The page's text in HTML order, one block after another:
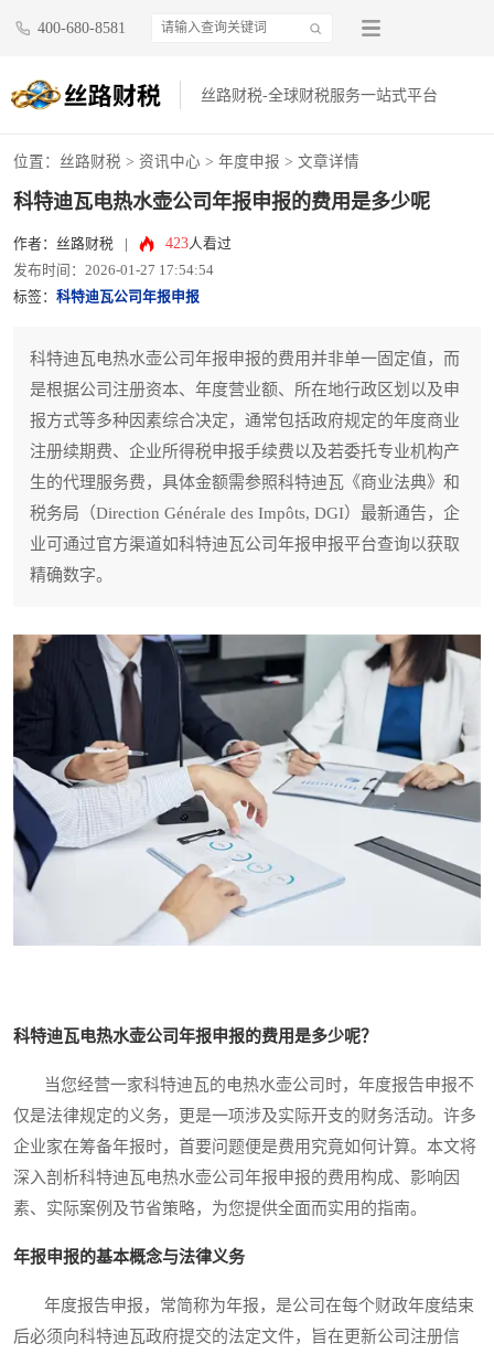
400-680-8581
丝路财税-全球财税服务一站式平台
位置： 丝路财税 > 资讯中心 > 年度申报 > 文章详情
科特迪瓦电热水壶公司年报申报的费用是多少呢
作者：丝路财税 423人看过
发布时间：2026-01-27 17:54:54
标签： 科特迪瓦公司年报申报
科特迪瓦电热水壶公司年报申报的费用并非单一固定值，而
是根据公司注册资本、年度营业额、所在地行政区划以及申
报方式等多种因素综合决定，通常包括政府规定的年度商业
注册续期费、企业所得税申报手续费以及若委托专业机构产
生的代理服务费，具体金额需参照科特迪瓦《商业法典》和
税务局（Direction Générale des Impôts, DGI）最新通告，企
业可通过官方渠道如科特迪瓦公司年报申报平台查询以获取
精确数字。
科特迪瓦电热水壶公司年报申报的费用是多少呢？
当您经营一家科特迪瓦的电热水壶公司时，年度报告申报不
仅是法律规定的义务，更是一项涉及实际开支的财务活动。许多
企业家在筹备年报时，首要问题便是费用究竟如何计算。本文将
深入剖析科特迪瓦电热水壶公司年报申报的费用构成、影响因
素、实际案例及节省策略，为您提供全面而实用的指南。
年报申报的基本概念与法律义务
年度报告申报，常简称为年报，是公司在每个财政年度结束
后必须向科特迪瓦政府提交的法定文件，旨在更新公司注册信